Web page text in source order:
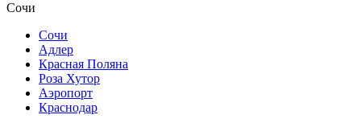
Сочи
Сочи
Адлер
Красная Поляна
Роза Хутор
Аэропорт
Краснодар